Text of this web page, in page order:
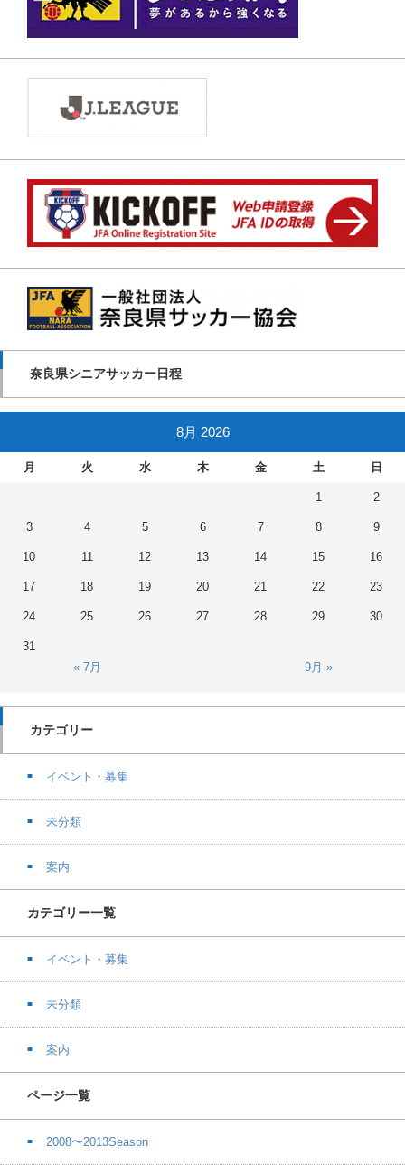
奈良県シニアサッカー日程
8月 2026
月 火 水 木 金 土 日
1 2
3 4 5 6 7 8 9
10 11 12 13 14 15 16
17 18 19 20 21 22 23
24 25 26 27 28 29 30
31
« 7月
9月 »
カテゴリー
イベント・募集
未分類
案内
カテゴリー一覧
イベント・募集
未分類
案内
ページ一覧
2008〜2013Season